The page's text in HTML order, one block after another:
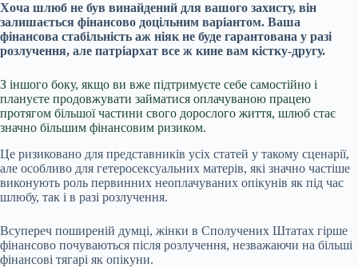
Хоча шлюб не був винайдений для вашого захисту, він
залишається фінансово доцільним варіантом. Ваша
фінансова стабільність аж ніяк не буде гарантована у разі
розлучення, але патріархат все ж кине вам кістку-другу.
З іншого боку, якщо ви вже підтримуєте себе самостійно і
плануєте продовжувати займатися оплачуваною працею
протягом більшої частини свого дорослого життя, шлюб стає
значно більшим фінансовим ризиком.
Це ризиковано для представників усіх статей у такому сценарії,
але особливо для гетеросексуальних матерів, які значно частіше
виконують роль первинних неоплачуваних опікунів як під час
шлюбу, так і в разі розлучення.
Всупереч поширеній думці, жінки в Сполучених Штатах гірше
фінансово почуваються після розлучення, незважаючи на більші
фінансові тягарі як опікуни.